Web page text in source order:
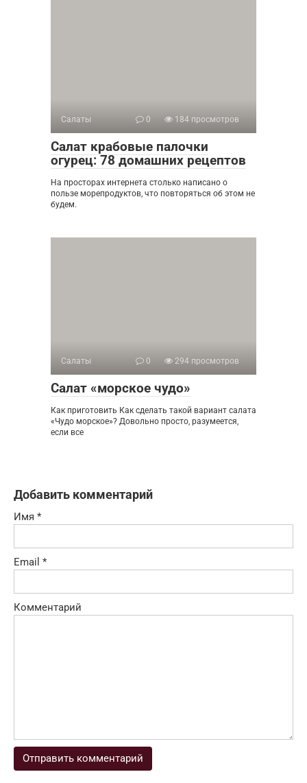
Салаты 0 184 просмотров
Салат крабовые палочки
огурец: 78 домашних рецептов
На просторах интернета столько написано о
пользе морепродуктов, что повторяться об этом не
будем.
Салаты 0 294 просмотров
Салат «морское чудо»
Как приготовить Как сделать такой вариант салата
«Чудо морское»? Довольно просто, разумеется,
если все
Добавить комментарий
Имя *
Email *
Комментарий